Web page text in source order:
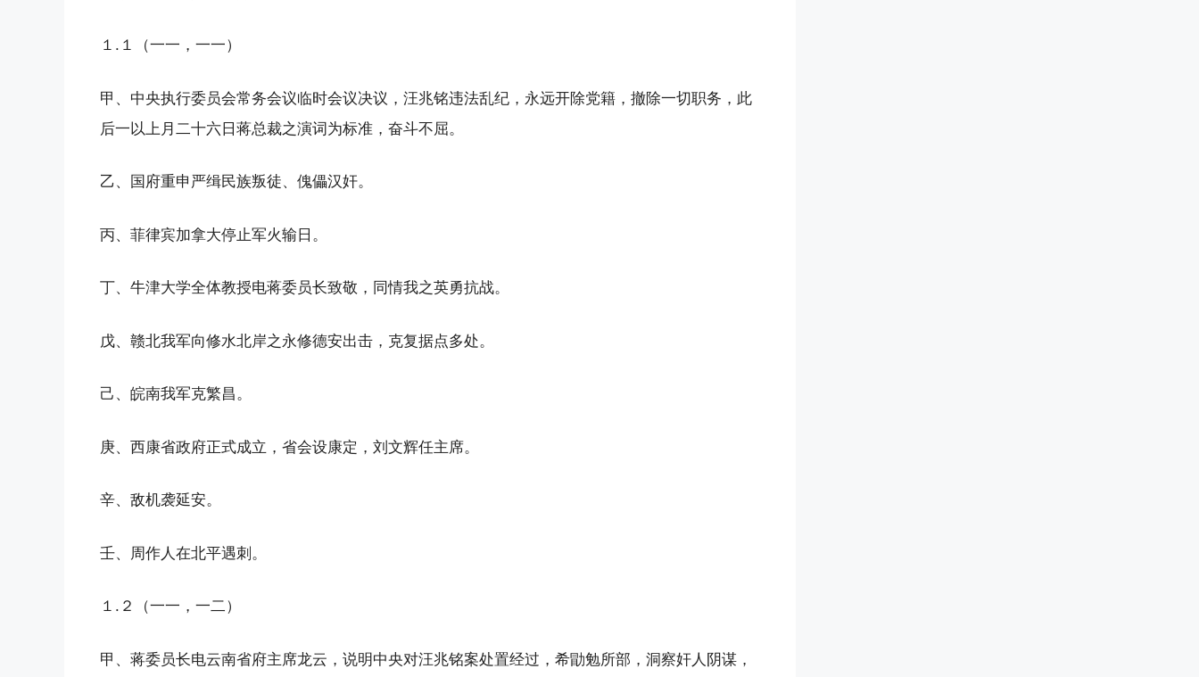
１.１（一一，一一）
甲、中央执行委员会常务会议临时会议决议，汪兆铭违法乱纪，永远开除党籍，撤除一切职务，此
后一以上月二十六日蒋总裁之演词为标准，奋斗不屈。
乙、国府重申严缉民族叛徒、傀儡汉奸。
丙、菲律宾加拿大停止军火输日。
丁、牛津大学全体教授电蒋委员长致敬，同情我之英勇抗战。
戊、赣北我军向修水北岸之永修德安出击，克复据点多处。
己、皖南我军克繁昌。
庚、西康省政府正式成立，省会设康定，刘文辉任主席。
辛、敌机袭延安。
壬、周作人在北平遇刺。
１.２（一一，一二）
甲、蒋委员长电云南省府主席龙云，说明中央对汪兆铭案处置经过，希勖勉所部，洞察奸人阴谋，